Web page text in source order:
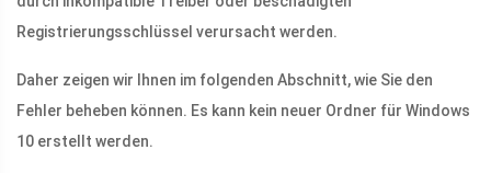
Registrierungsschlüssel verursacht werden.
Daher zeigen wir Ihnen im folgenden Abschnitt, wie Sie den
Fehler beheben können. Es kann kein neuer Ordner für Windows
10 erstellt werden.